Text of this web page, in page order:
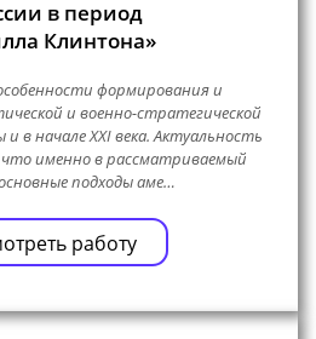
в период
Клинтона»
формирования и
и военно-стратегической
в начале XXI века. Актуальность
именно в рассматриваемый
подходы аме…
работу